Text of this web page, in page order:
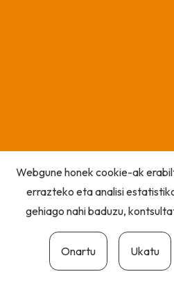
Webgune honek cookie-ak
errazteko eta analisi
gehiago nahi baduzu,
Onartu Ukatu